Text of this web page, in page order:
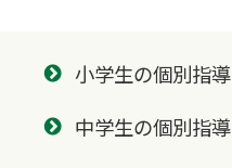
小学生の個別指導
中学生の個別指導